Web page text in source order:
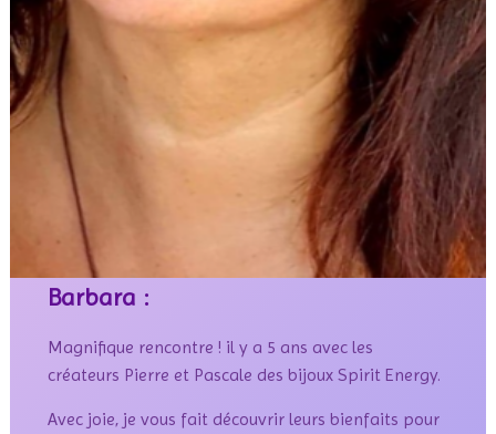
Barbara :
Magnifique rencontre ! il y a 5 ans avec les
créateurs Pierre et Pascale des bijoux Spirit Energy.
Avec joie, je vous fait découvrir leurs bienfaits pour